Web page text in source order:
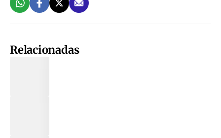
Relacionadas